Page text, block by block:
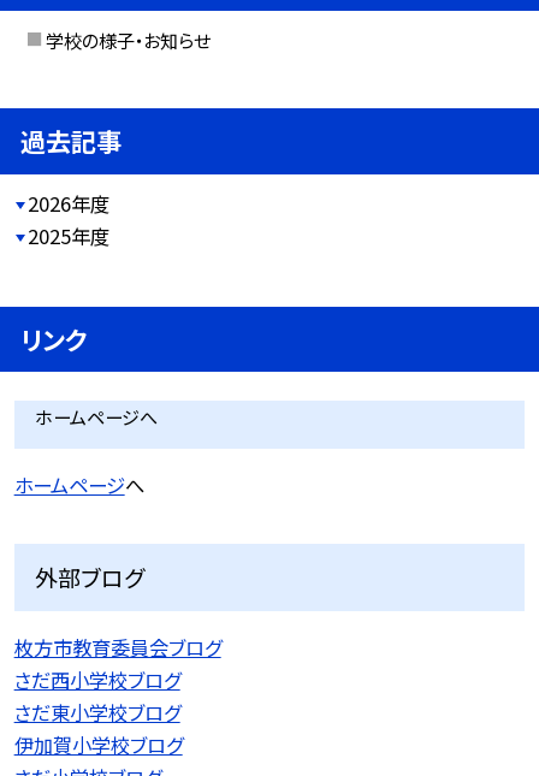
学校の様子・お知らせ
過去記事
2026年度
2025年度
リンク
ホームページへ
ホームページへ
外部ブログ
枚方市教育委員会ブログ
さだ西小学校ブログ
さだ東小学校ブログ
伊加賀小学校ブログ